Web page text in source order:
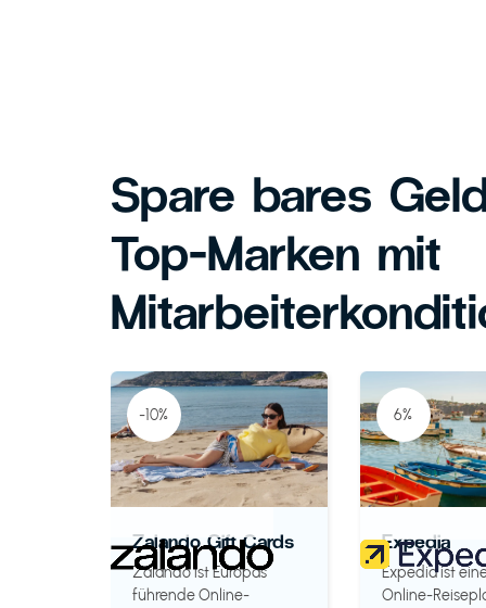
Spare bares
Top-Marken mit
-10%
Zalando Gift Cards
Zalando ist Europas
führende Online-
6%
Expedia
Expedia ist
Online-